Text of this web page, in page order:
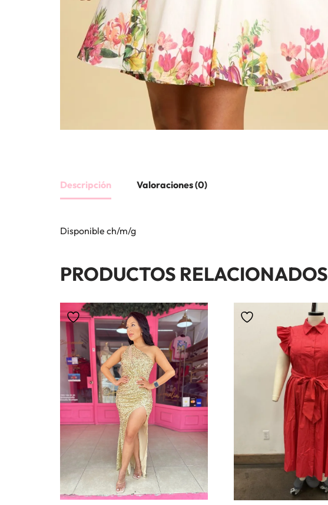
Descripción Valoraciones (0)
Disponible ch/m/g
PRODUCTOS RELACIONADOS